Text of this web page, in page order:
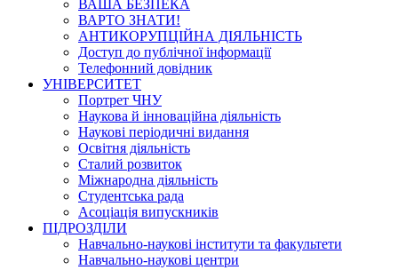
ВАША БЕЗПЕКА
ВАРТО ЗНАТИ!
АНТИКОРУПЦІЙНА ДІЯЛЬНІСТЬ
Доступ до публічної інформації
Телефонний довідник
УНІВЕРСИТЕТ
Портрет ЧНУ
Наукова й інноваційна діяльність
Наукові періодичні видання
Освітня діяльність
Сталий розвиток
Міжнародна діяльність
Студентська рада
Асоціація випускників
ПІДРОЗДІЛИ
Навчально-наукові інститути та факультети
Навчально-наукові центри